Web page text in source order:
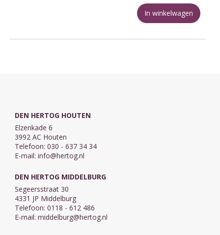
In winkelwagen
DEN HERTOG HOUTEN
Elzenkade 6
3992 AC Houten
Telefoon: 030 - 637 34 34
E-mail: info@hertog.nl
DEN HERTOG MIDDELBURG
Segeersstraat 30
4331 JP Middelburg
Telefoon: 0118 - 612 486
E-mail: middelburg@hertog.nl